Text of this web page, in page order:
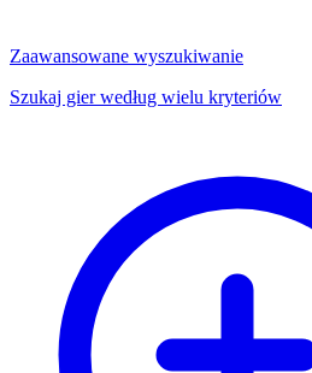
Zaawansowane wyszukiwanie
Szukaj gier według wielu kryteriów